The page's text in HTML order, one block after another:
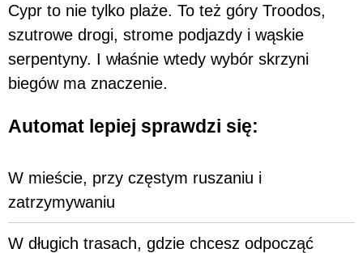
Cypr to nie tylko plaże. To też góry Troodos,
szutrowe drogi, strome podjazdy i wąskie
serpentyny. I właśnie wtedy wybór skrzyni
biegów ma znaczenie.
Automat lepiej sprawdzi się:
W mieście, przy częstym ruszaniu i
zatrzymywaniu
W długich trasach, gdzie chcesz odpocząć